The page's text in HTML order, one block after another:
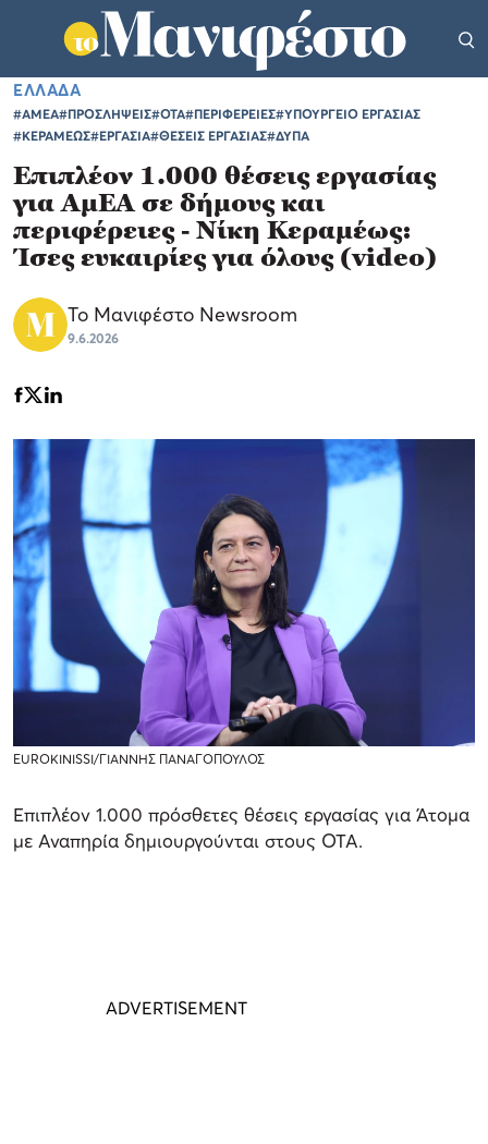
ΕΛΛΑΔΑ
#ΑΜΕΑ#ΠΡΟΣΛΗΨΕΙΣ#ΟΤΑ#ΠΕΡΙΦΕΡΕΙΕΣ#ΥΠΟΥΡΓΕΙΟ ΕΡΓΑΣΙΑΣ
#ΚΕΡΑΜΕΩΣ#ΕΡΓΑΣΙΑ#ΘΕΣΕΙΣ ΕΡΓΑΣΙΑΣ#ΔΥΠΑ
Επιπλέον 1.000 θέσεις εργασίας
για ΑμΕΑ σε δήμους και
περιφέρειες - Νίκη Κεραμέως:
Ίσες ευκαιρίες για όλους (video)
Το Μανιφέστο Newsroom
9.6.2026
EUROKINISSI/ΓΙΑΝΝΗΣ ΠΑΝΑΓΟΠΟΥΛΟΣ
Επιπλέον 1.000 πρόσθετες θέσεις εργασίας για Άτομα
με Αναπηρία δημιουργούνται στους ΟΤΑ.